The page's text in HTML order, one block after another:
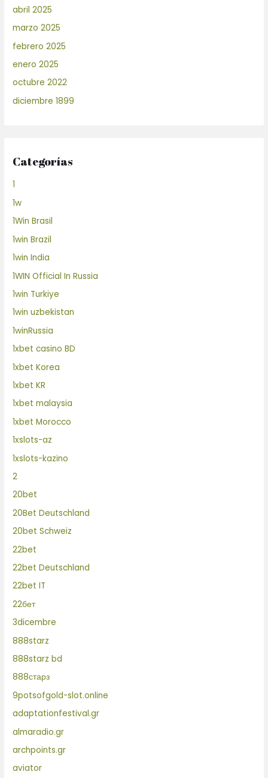
abril 2025
marzo 2025
febrero 2025
enero 2025
octubre 2022
diciembre 1899
Categorías
1
1w
1Win Brasil
1win Brazil
1win India
1WIN Official In Russia
1win Turkiye
1win uzbekistan
1winRussia
1xbet casino BD
1xbet Korea
1xbet KR
1xbet malaysia
1xbet Morocco
1xslots-az
1xslots-kazino
2
20bet
20Bet Deutschland
20bet Schweiz
22bet
22bet Deutschland
22bet IT
22бет
3dicembre
888starz
888starz bd
888старз
9potsofgold-slot.online
adaptationfestival.gr
almaradio.gr
archpoints.gr
aviator